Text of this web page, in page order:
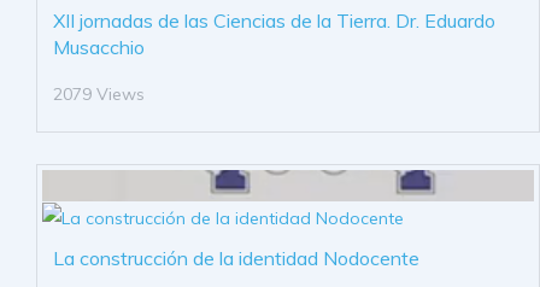
XII jornadas de las Ciencias de la Tierra. Dr. Eduardo
Musacchio
2079 Views
La construcción de la identidad Nodocente